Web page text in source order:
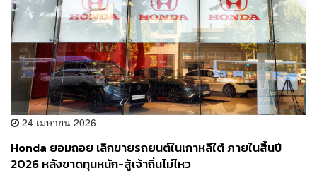
24 เมษายน 2026
Honda ยอมถอย เลิกขายรถยนต์ในเกาหลีใต้ ภายในสิ้นปี
2026 หลังขาดทุนหนัก-สู้เจ้าถิ่นไม่ไหว